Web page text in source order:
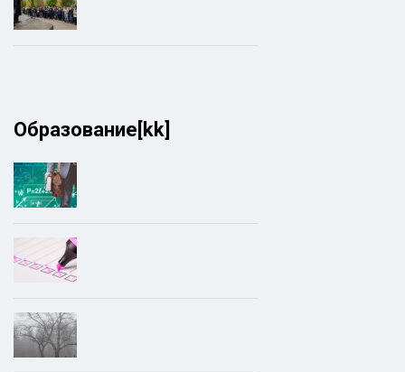
Образование[kk]